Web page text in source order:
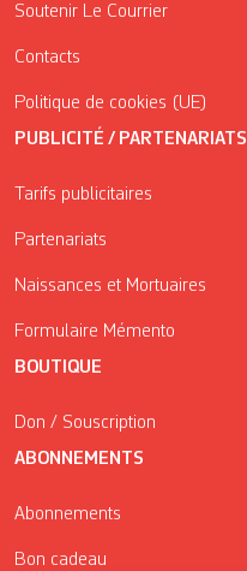
Soutenir Le Courrier
Contacts
Politique de cookies (UE)
PUBLICITÉ / PARTENARIATS
Tarifs publicitaires
Partenariats
Naissances et Mortuaires
Formulaire Mémento
BOUTIQUE
Don / Souscription
ABONNEMENTS
Abonnements
Bon cadeau